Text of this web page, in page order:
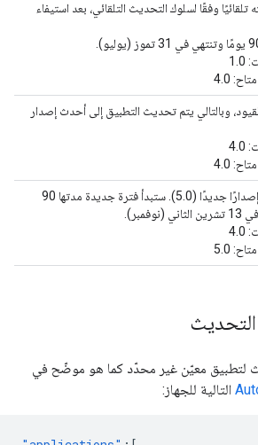
وفقًا لسلوك التحديث التلقائي، بعد استيفاء
4.0
وبالتالي يتم تحديث التطبيق إلى أحدث إصدار
4.0
ينشر المطوّر إصدارًا جديدًا (5.0). ستبدأ فترة جديدة مدتها 90
5.0
لتطبيق معيّن غير محدّد كما هو موضّح في
التالية للجهاز: